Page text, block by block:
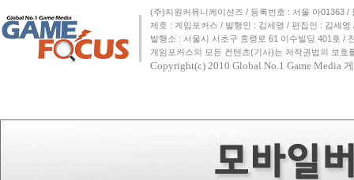
(주)지원커뮤니케이션즈 / 등록번호 : 서울 아01363
제호 : 게임포커스 / 발행인 : 김세영 / 편집인 : 김세
발행소 : 서울시 서초구 효령로 61 이수빌딩 401호 /
게임포커스의 모든 컨텐츠(기사)는 저작권법의 보
Copyright(c) 2010 Global No.1 Game Media